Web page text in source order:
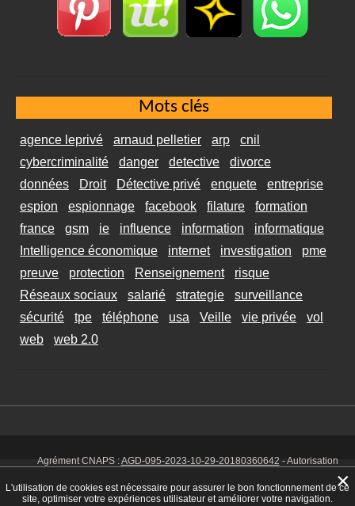
Mots clés
agence leprivé arnaud pelletier arp
cnil
cybercriminalité
danger detective
divorce
données
Droit Détective privé enquete
entreprise
espion
espionnage facebook filature
formation
france
gsm ie influence information
informatique
Intelligence économique
internet investigation
pme
preuve
protection Renseignement
risque
Réseaux sociaux
salarié strategie
surveillance
sécurité
tpe téléphone usa Veille vie privée
vol
web
web 2.0
Agrément CNAPS :AGD-095-2023-10-29-20180360642 - Autorisation
925 00038 - Code NAF 8030 Z -Mentions Légales-CookiesTél. : 06 14
01 75 32
L'utilisation de cookies est nécessaire pour assurer le bon fonctionnement de ce
site, optimiser votre expériences utilisateur et améliorer votre navigation.
×